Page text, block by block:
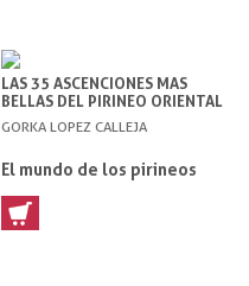
LAS 35 ASCENCIONES MAS
BELLAS DEL PIRINEO ORIENTAL
GORKA LOPEZ CALLEJA
El mundo de los pirineos